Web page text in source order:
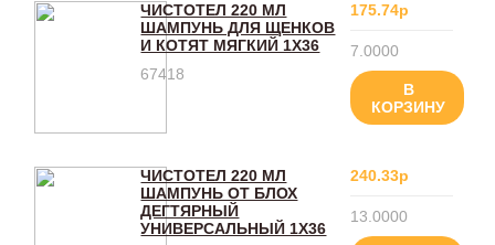
ЧИСТОТЕЛ 220 МЛ
ШАМПУНЬ ДЛЯ ЩЕНКОВ
И КОТЯТ МЯГКИЙ 1Х36
67418
175.74р
7.0000
В
КОРЗИНУ
ЧИСТОТЕЛ 220 МЛ
ШАМПУНЬ ОТ БЛОХ
ДЕГТЯРНЫЙ
УНИВЕРСАЛЬНЫЙ 1Х36
240.33р
13.0000